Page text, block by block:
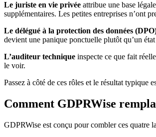
Le juriste en vie privée attribue une base
supplémentaires. Les petites entreprises n’ont
Le délégué à la protection des données
devient une panique ponctuelle plutôt qu’un état
L’auditeur technique inspecte ce que fait
le voir.
Passez à côté de ces rôles et le résultat typique
Comment GDPRWise
GDPRWise est conçu pour combler ces quatre